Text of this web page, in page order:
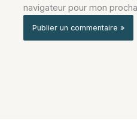
navigateur pour mon